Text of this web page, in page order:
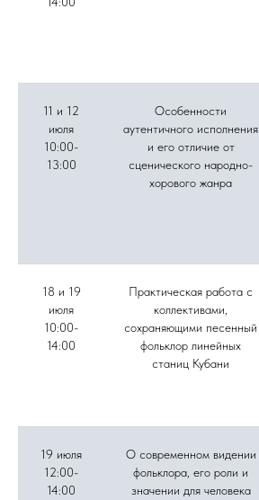
11 и 12
июля
10:00-
13:00
Особенности
аутентичного исполнения
и его отличие от
сценического народно-
хорового жанра
18 и 19
июля
10:00-
14:00
Практическая работа с
коллективами,
сохраняющими песенный
фольклор линейных
станиц Кубани
19 июля
12:00-
14:00
О современном видении
фольклора, его роли и
значении для человека